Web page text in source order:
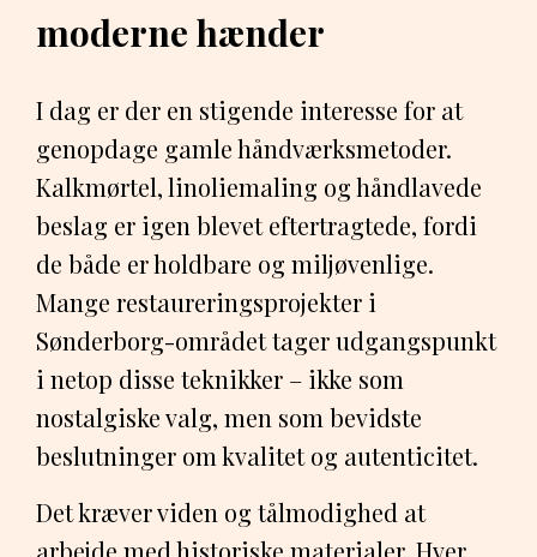
moderne hænder
I dag er der en stigende interesse for at
genopdage gamle håndværksmetoder.
Kalkmørtel, linoliemaling og håndlavede
beslag er igen blevet eftertragtede, fordi
de både er holdbare og miljøvenlige.
Mange restaureringsprojekter i
Sønderborg-området tager udgangspunkt
i netop disse teknikker – ikke som
nostalgiske valg, men som bevidste
beslutninger om kvalitet og autenticitet.
Det kræver viden og tålmodighed at
arbejde med historiske materialer. Hver